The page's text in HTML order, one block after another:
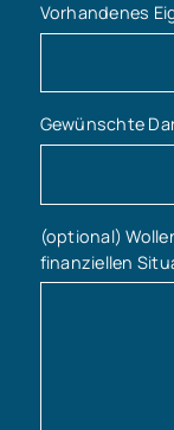
Vorhandenes
Gewünschte
(optional)
finanziellen